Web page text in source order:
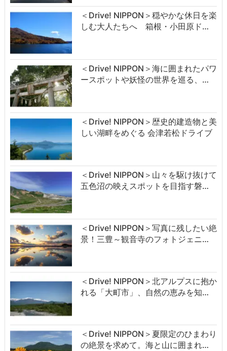
＜Drive! NIPPON＞穏やかな休日を楽
しむ大人たちへ 箱根・小田原ド…
＜Drive! NIPPON＞海に囲まれたパワ
ースポットや妖怪の世界を巡る、…
＜Drive! NIPPON＞歴史的建造物と美
しい湖畔をめぐる 会津若松ドライブ
＜Drive! NIPPON＞山々を駆け抜けて
五色沼の映えスポットを目指す磐…
＜Drive! NIPPON＞写真に残したい絶
景！三豊～観音寺のフォトジェニ…
＜Drive! NIPPON＞北アルプスに抱か
れる「大町市」、自然の恵みを知…
＜Drive! NIPPON＞夏限定のひまわり
の絶景を求めて。海と山に囲まれ…